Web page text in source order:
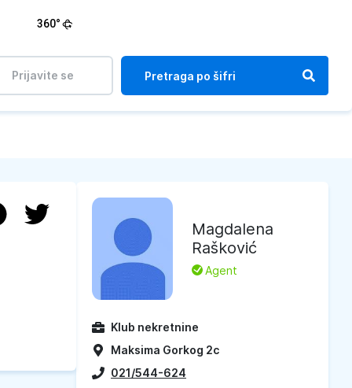
360°
Prijavite se
Magdalena
Rašković
L Agent
Klub nekretnine
Maksima Gorkog 2c
021/544-624